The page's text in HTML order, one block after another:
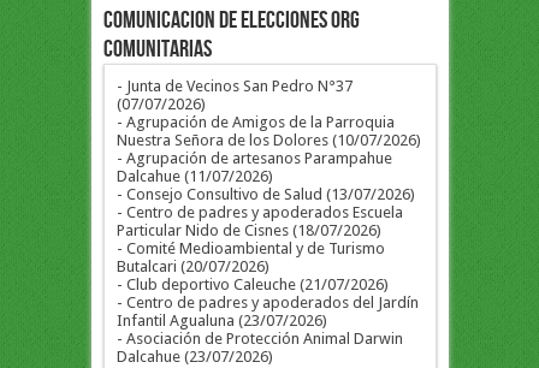
COMUNICACION DE ELECCIONES ORG
COMUNITARIAS
- Junta de Vecinos San Pedro N°37
(07/07/2026)
- Agrupación de Amigos de la Parroquia
Nuestra Señora de los Dolores (10/07/2026)
- Agrupación de artesanos Parampahue
Dalcahue (11/07/2026)
- Consejo Consultivo de Salud (13/07/2026)
- Centro de padres y apoderados Escuela
Particular Nido de Cisnes (18/07/2026)
- Comité Medioambiental y de Turismo
Butalcari (20/07/2026)
- Club deportivo Caleuche (21/07/2026)
- Centro de padres y apoderados del Jardín
Infantil Agualuna (23/07/2026)
- Asociación de Protección Animal Darwin
Dalcahue (23/07/2026)